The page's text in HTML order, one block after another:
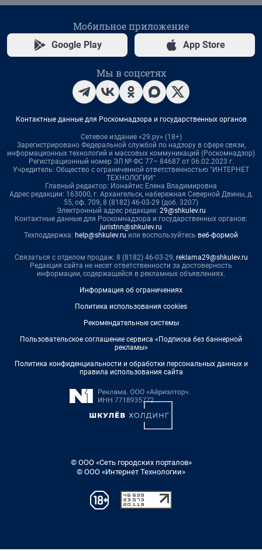
Мобильное приложение
Google Play App Store
Мы в соцсетях
Контактные данные для Роскомнадзора и государственных органов
Сетевое издание «29.ру» (18+)
Зарегистрировано Федеральной службой по надзору в сфере связи,
информационных технологий и массовых коммуникаций (Роскомнадзор)
Регистрационный номер ЭЛ № ФС 77– 84687 от 06.02.2023 г.
Учредитель: Общество с ограниченной ответственностью "ИНТЕРНЕТ
ТЕХНОЛОГИИ"
Главный редактор: Ионайтис Елена Владимировна
Адрес редакции: 163000, г. Архангельск, набережная Северной Двины, д.
55, оф. 709, 8 (8182) 46-03-29 (доб. 3207)
Электронный адрес редакции: 29@shkulev.ru
Контактные данные для Роскомнадзора и государственных органов:
juristnn@shkulev.ru
Техподдержка: help@shkulev.ru или воспользуйтесь веб-формой
Связаться с отделом продаж: 8 (8182) 46-03-29, reklama29@shkulev.ru
Редакция сайта не несет ответственности за достоверность
информации, содержащейся в рекламных объявлениях.
Информация об ограничениях
Политика использования cookies
Рекомендательные системы
Пользовательское соглашение сервиса «Подписка без баннерной
рекламы»
Политика конфиденциальности и обработки персональных данных и
правила использования сайта
© ООО «Сеть городских порталов»
© ООО «Интернет Технологии»